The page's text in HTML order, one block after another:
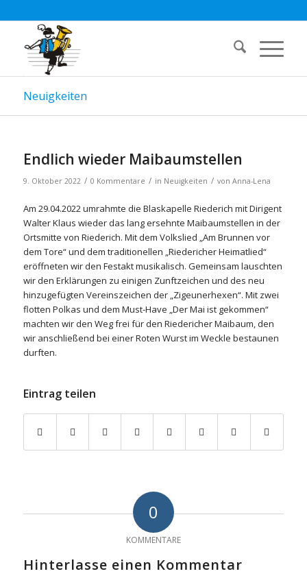
Neuigkeiten
Endlich wieder Maibaumstellen
9. Oktober 2022 / 0 Kommentare / in Neuigkeiten / von Anna-Lena
Am 29.04.2022 umrahmte die Blaskapelle Riederich mit Dirigent
Walter Klaus wieder das lang ersehnte Maibaumstellen in der
Ortsmitte von Riederich. Mit dem Volkslied „Am Brunnen vor
dem Tore“ und dem traditionellen „Riedericher Heimatlied“
eröffneten wir den Festakt musikalisch. Gemeinsam lauschten
wir den Erklärungen zu einigen Zunftzeichen und des neu
hinzugefügten Vereinszeichen der „Zigeunerhexen“. Mit zwei
flotten Polkas und dem Must-Have „Der Mai ist gekommen“
machten wir den Weg frei für den Riedericher Maibaum, den
wir anschließend bei einer Roten Wurst im Weckle bestaunen
durften.
Eintrag teilen
0
KOMMENTARE
Hinterlasse einen Kommentar